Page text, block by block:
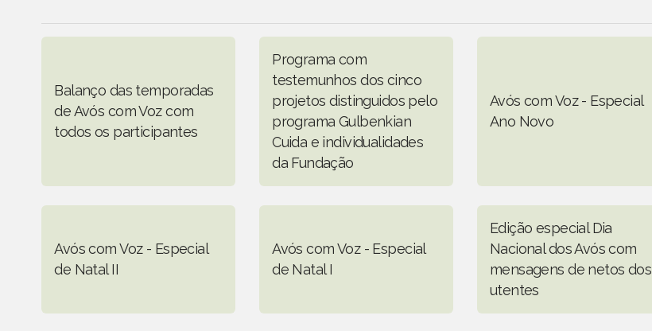
Balanço das temporadas
de Avós com Voz com
todos os participantes
Programa com
testemunhos dos cinco
projetos distinguidos pelo
programa Gulbenkian
Cuida e individualidades
da Fundação
Avós com Voz - Especial
Ano Novo
Avós com Voz - Especial
de Natal II
Avós com Voz - Especial
de Natal I
Edição especial Dia
Nacional dos Avós com
mensagens de netos dos
utentes